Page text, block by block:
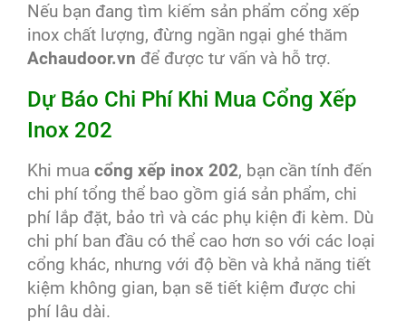
Nếu bạn đang tìm kiếm sản phẩm cổng xếp
inox chất lượng, đừng ngần ngại ghé thăm
Achaudoor.vn để được tư vấn và hỗ trợ.
Dự Báo Chi Phí Khi Mua Cổng Xếp
Inox 202
Khi mua cổng xếp inox 202, bạn cần tính đến
chi phí tổng thể bao gồm giá sản phẩm, chi
phí lắp đặt, bảo trì và các phụ kiện đi kèm. Dù
chi phí ban đầu có thể cao hơn so với các loại
cổng khác, nhưng với độ bền và khả năng tiết
kiệm không gian, bạn sẽ tiết kiệm được chi
phí lâu dài.